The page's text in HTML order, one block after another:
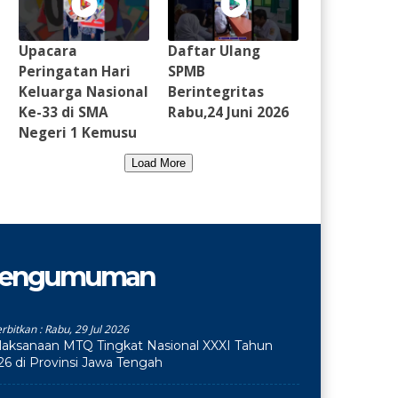
Upacara
Peringatan Hari
Keluarga Nasional
Ke-33 di SMA
Negeri 1 Kemusu
Daftar Ulang
SPMB
Berintegritas
Rabu,24 Juni 2026
Load More
:Rabu, 29 Jul 2026
MTQ Tingkat Nasional XXXI Tahun
di Provinsi Jawa Tengah